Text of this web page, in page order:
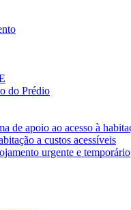
do Prédio
de apoio ao acesso à
a custos acessíveis
urgente e temporário